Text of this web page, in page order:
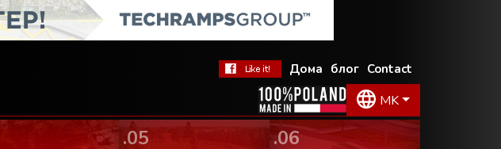
Contact
блог
Дома
MK
.05 .06